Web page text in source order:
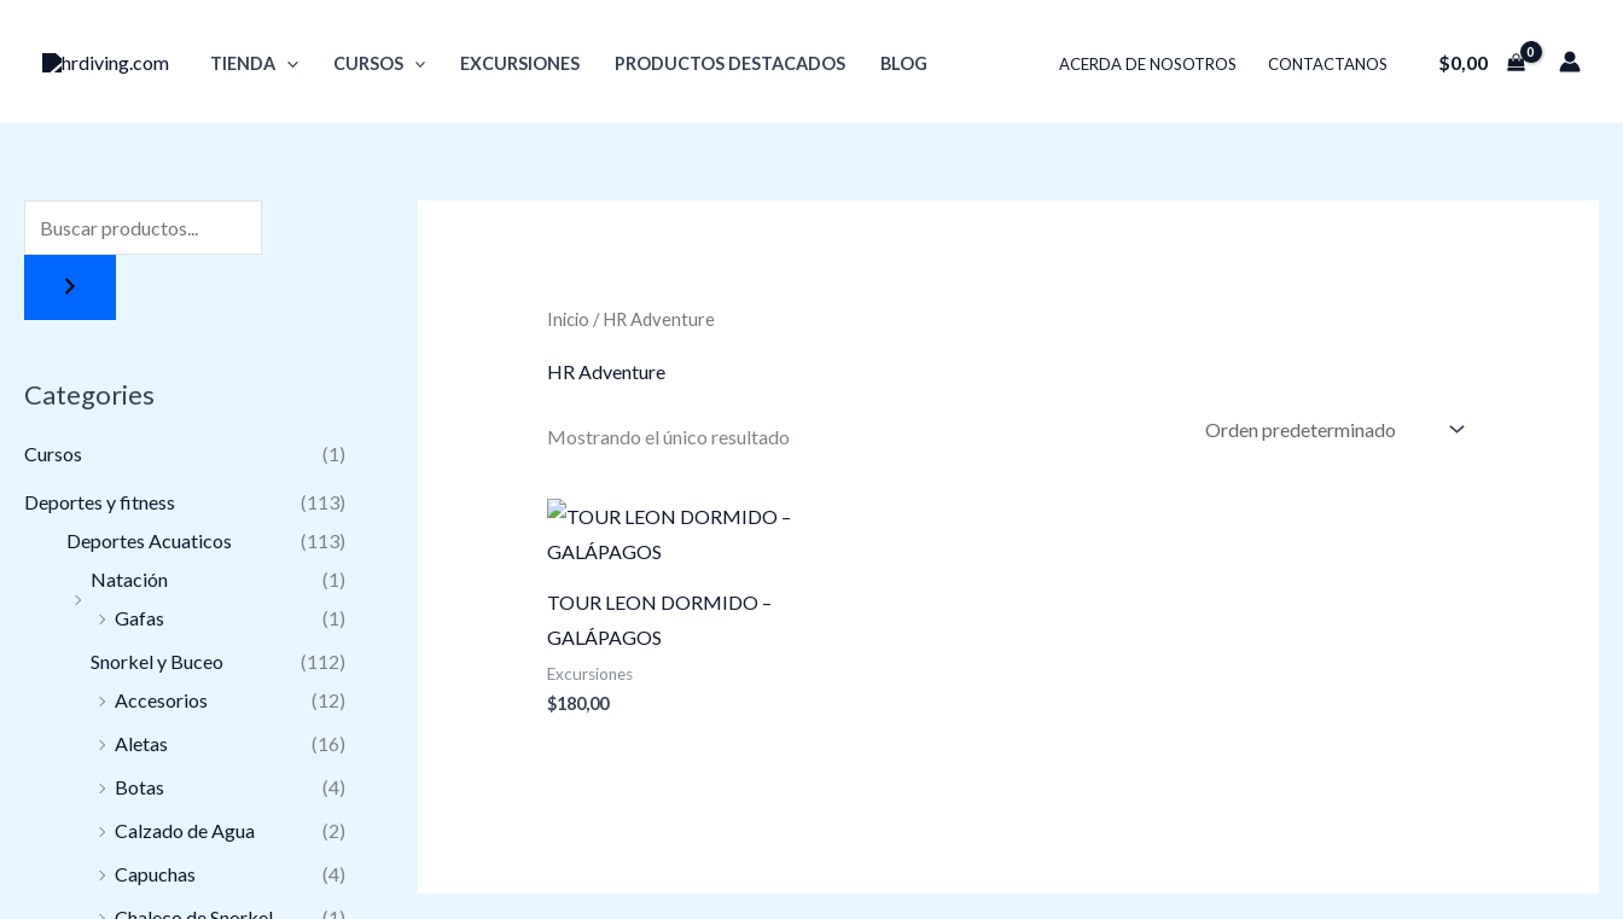
TIENDA CURSOS EXCURSIONES PRODUCTOS DESTACADOS BLOG ACERDA DE NOSOTROS CONTACTANOS $0,00
Categories
Cursos (1)
Deportes y fitness
(113)
Deportes Acuaticos
(113)
Natación
(1)
Gafas
(1)
Snorkel y Buceo
(112)
Accesorios
(12)
Aletas
(16)
Botas
(4)
Calzado de Agua
(2)
Capuchas
(4)
Inicio / HR Adventure
HR Adventure
Mostrando el único resultado
TOUR LEON DORMIDO –
GALÁPAGOS
Excursiones
$180,00